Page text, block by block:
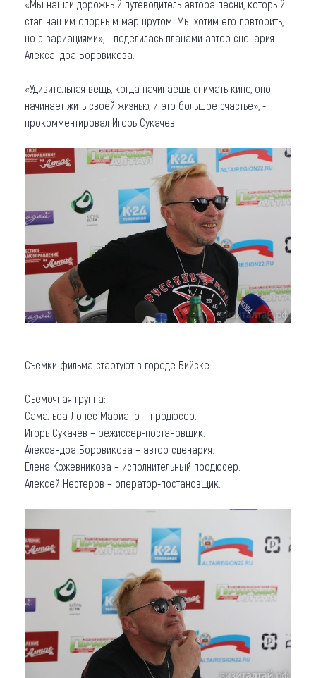
«Мы нашли дорожный путеводитель автора песни, который
стал нашим опорным маршрутом. Мы хотим его повторить,
но с вариациями», - поделилась планами автор сценария
Александра Боровикова.
«Удивительная вещь, когда начинаешь снимать кино, оно
начинает жить своей жизнью, и это большое счастье», -
прокомментировал Игорь Сукачев.
Съемки фильма стартуют в городе Бийске.
Съемочная группа:
Самальоа Лопес Мариано – продюсер.
Игорь Сукачев – режиссер-постановщик.
Александра Боровикова – автор сценария.
Елена Кожевникова – исполнительный продюсер.
Алексей Нестеров – оператор-постановщик.